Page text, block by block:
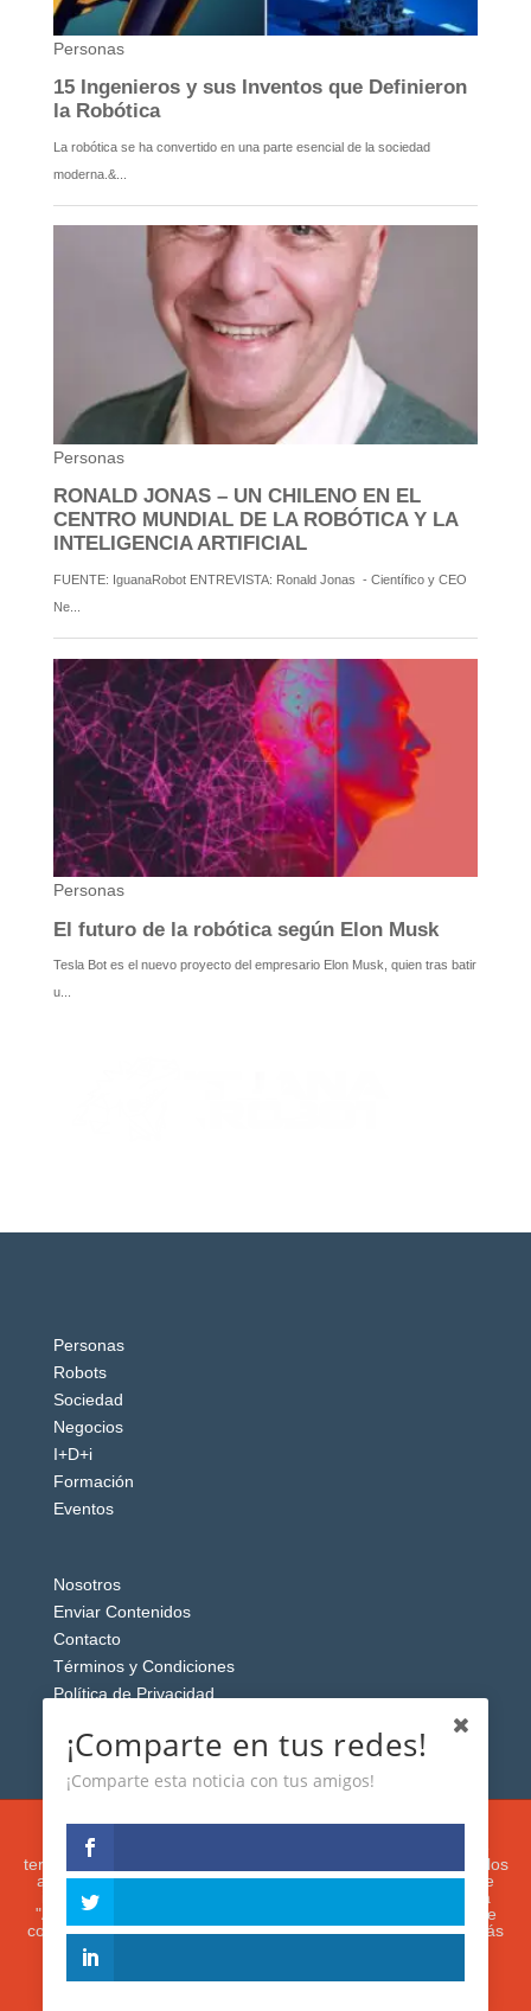
Personas
Robots
Sociedad
Negocios
I+D+i
Formación
Eventos
Nosotros
Enviar Contenidos
Contacto
Términos y Condiciones
Política de Privacidad
reservados.
Esta web usa cookies analíticas y publicitarias (propias y de
terceros) para analizar el tráfico y personalizar el contenido y los
anuncios que le mostremos de acuerdo con su navegación e
intereses, buscando así mejorar su experiencia. Si presiona
"Aceptar" o continúa navegando, acepta su utilización. Puede
configurar o rechazar su uso presionando "Configuración". Más
¡Comparte en tus redes!
¡Comparte esta noticia con tus amigos!